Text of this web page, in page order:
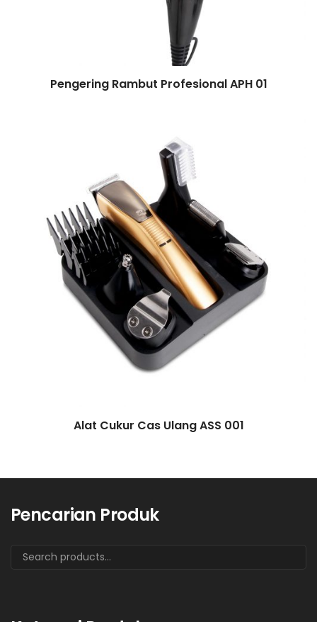
Pengering Rambut Profesional APH 01
Alat Cukur Cas Ulang ASS 001
Pencarian Produk